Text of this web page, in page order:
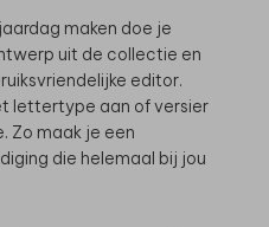
maken doe je
uit de collectie en
editor.
lettertype aan of versier
Zo maak je een
die helemaal bij jou